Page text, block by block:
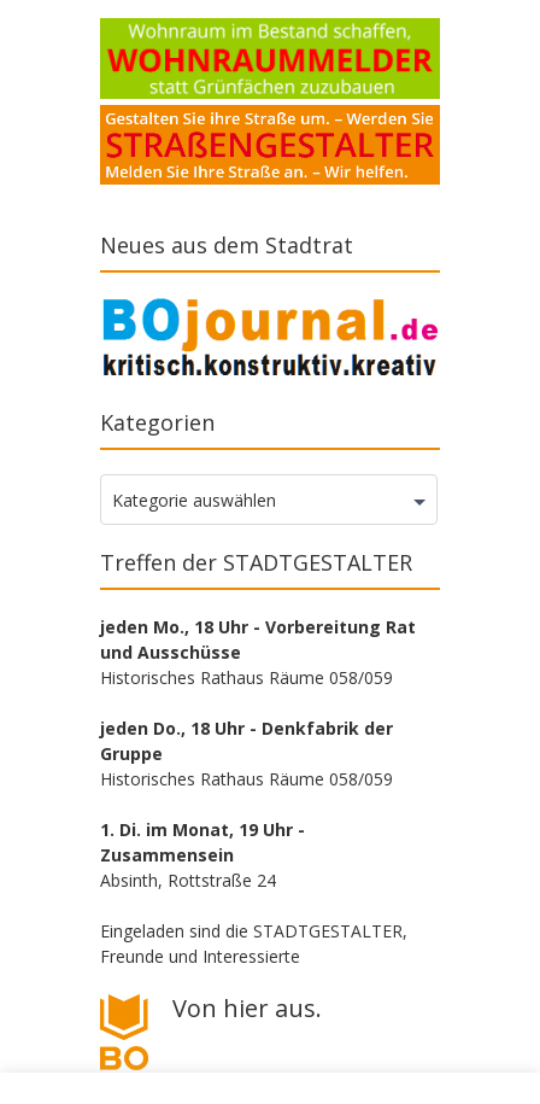
Neues aus dem Stadtrat
Kategorien
Kategorien
Kategorie auswählen
Treffen der STADTGESTALTER
jeden Mo., 18 Uhr - Vorbereitung Rat
und Ausschüsse
Historisches Rathaus Räume 058/059
jeden Do., 18 Uhr - Denkfabrik der
Gruppe
Historisches Rathaus Räume 058/059
1. Di. im Monat, 19 Uhr -
Zusammensein
Absinth, Rottstraße 24
Eingeladen sind die STADTGESTALTER,
Freunde und Interessierte
Von hier aus.